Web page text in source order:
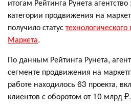
категории продвижения на
получило статус
Маркета.
По данным Рейтинга Рунета,
сегменте продвижения на
работе находилось 63 проекта,
клиентов с оборотом от 10 млрд ₽.